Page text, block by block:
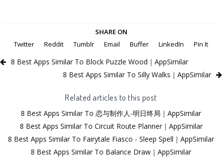
SHARE ON
Twitter
Reddit Tumblr Email Buffer LinkedIn Pin It
8 Best Apps Similar To Block Puzzle Wood｜AppSimilar
8 Best Apps Similar To Silly Walks｜AppSimilar
Related articles to this post
8 Best Apps Similar To 恋与制作人-明日终局｜AppSimilar
8 Best Apps Similar To Circuit Route Planner｜AppSimilar
8 Best Apps Similar To Fairytale Fiasco - Sleep Spell｜AppSimilar
8 Best Apps Similar To Balance Draw｜AppSimilar